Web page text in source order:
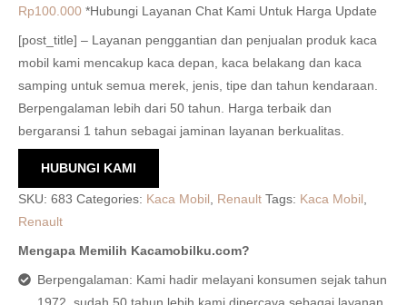
Rp100.000 *Hubungi Layanan Chat Kami Untuk Harga Update
[post_title] – Layanan penggantian dan penjualan produk kaca
mobil kami mencakup kaca depan, kaca belakang dan kaca
samping untuk semua merek, jenis, tipe dan tahun kendaraan.
Berpengalaman lebih dari 50 tahun. Harga terbaik dan
bergaransi 1 tahun sebagai jaminan layanan berkualitas.
HUBUNGI KAMI
SKU: 683 Categories: Kaca Mobil , Renault Tags: Kaca Mobil ,
Renault
Mengapa Memilih Kacamobilku.com?
Berpengalaman: Kami hadir melayani konsumen sejak tahun